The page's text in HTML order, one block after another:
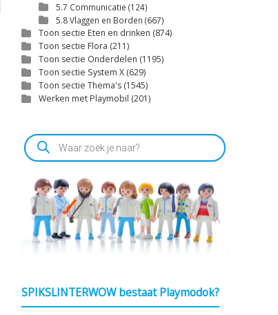
Prijsklasse:
5.7 Communicatie (124)
5.8 Vlaggen en Borden (667)
Toon sectie Eten en drinken (874)
Toon sectie Flora (211)
Toon sectie Onderdelen (1195)
Toon sectie System X (629)
Toon sectie Thema's (1545)
Werken met Playmobil (201)
Producten
zoeken
SPIKSLINTERWOW bestaat Playmodok?